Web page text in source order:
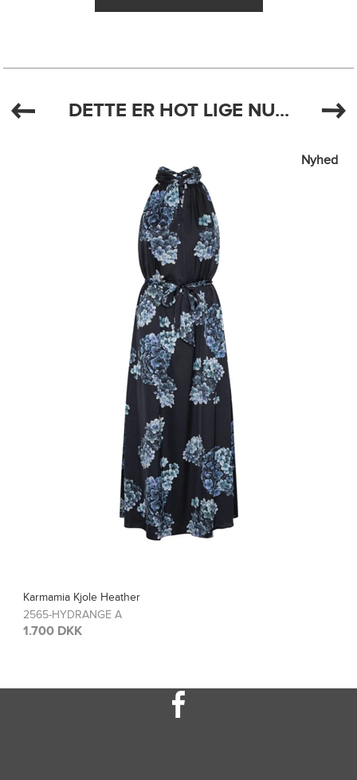
DETTE ER HOT LIGE NU...